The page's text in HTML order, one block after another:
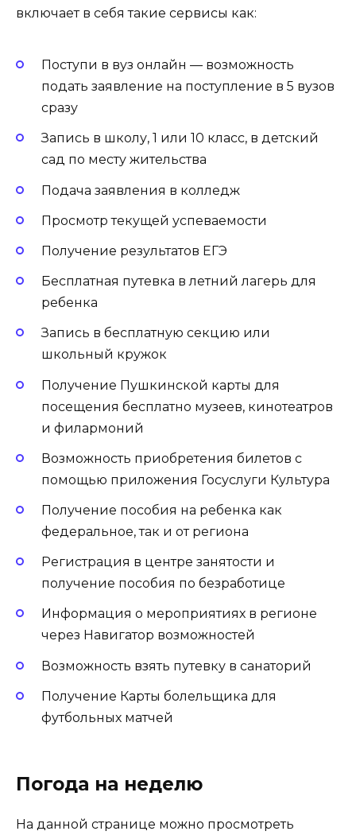
включает в себя такие сервисы как:
Поступи в вуз онлайн — возможность
подать заявление на поступление в 5 вузов
сразу
Запись в школу, 1 или 10 класс, в детский
сад по месту жительства
Подача заявления в колледж
Просмотр текущей успеваемости
Получение результатов ЕГЭ
Бесплатная путевка в летний лагерь для
ребенка
Запись в бесплатную секцию или
школьный кружок
Получение Пушкинской карты для
посещения бесплатно музеев, кинотеатров
и филармоний
Возможность приобретения билетов с
помощью приложения Госуслуги Культура
Получение пособия на ребенка как
федеральное, так и от региона
Регистрация в центре занятости и
получение пособия по безработице
Информация о мероприятиях в регионе
через Навигатор возможностей
Возможность взять путевку в санаторий
Получение Карты болельщика для
футбольных матчей
Погода на неделю
На данной странице можно просмотреть